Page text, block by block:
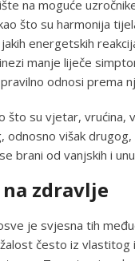
na moguće
što su harmonija
energetskih
manje liječe
odnosi prema
što su vjetar, vrućina,
odnosno višak
brani od vanjskih i
zdravlje
je svjesna tih
često iz vlastitog